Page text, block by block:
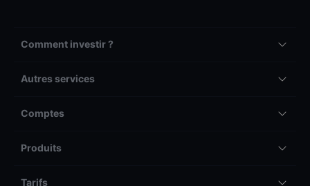
Comment investir ?
Autres services
Comptes
Produits
Tarifs